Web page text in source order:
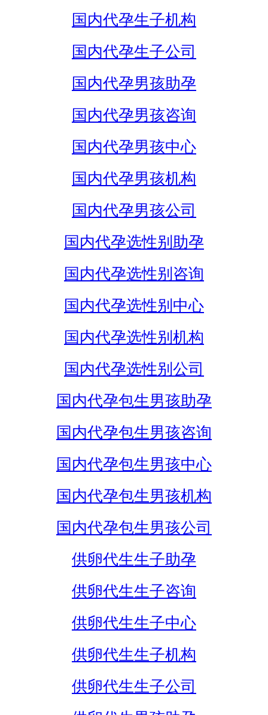
国内代孕生子机构
国内代孕生子公司
国内代孕男孩助孕
国内代孕男孩咨询
国内代孕男孩中心
国内代孕男孩机构
国内代孕男孩公司
国内代孕选性别助孕
国内代孕选性别咨询
国内代孕选性别中心
国内代孕选性别机构
国内代孕选性别公司
国内代孕包生男孩助孕
国内代孕包生男孩咨询
国内代孕包生男孩中心
国内代孕包生男孩机构
国内代孕包生男孩公司
供卵代生生子助孕
供卵代生生子咨询
供卵代生生子中心
供卵代生生子机构
供卵代生生子公司